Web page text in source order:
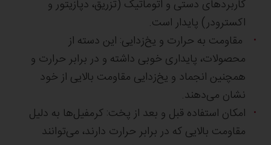
کاربردهای دستی و اتوماتیک (تزریق، دپازیتور و
اکسترودر) پایدار است.
مقاومت به حرارت و یخ‌زدایی: این دسته از
محصولات، پایداری خوبی داشته و در برابر حرارت و
همچنین انجماد و یخ‌زدایی مقاومت بالایی از خود
نشان می‌دهند.
امکان استفاده قبل و بعد از پخت: کرمفیل‌ها به دلیل
مقاومت بالایی که در برابر حرارت دارند، می‌توانند